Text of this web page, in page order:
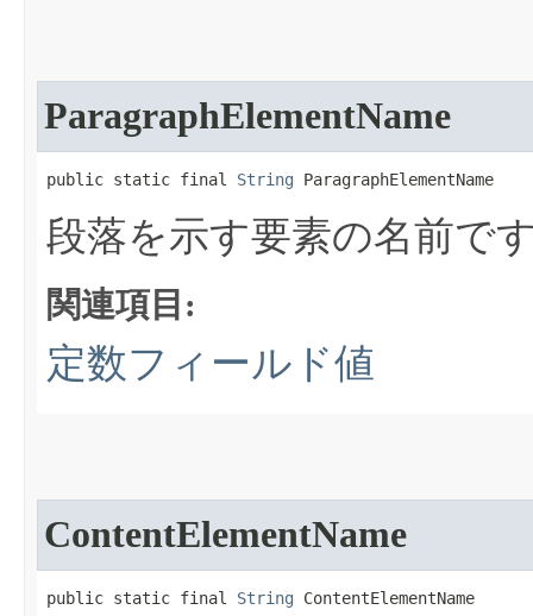
ParagraphElementName
public static final String ParagraphElementName
段落を示す要素の名前で
関連項目:
定数フィールド値
ContentElementName
public static final String ContentElementName